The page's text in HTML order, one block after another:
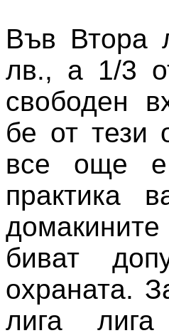
Във Втора
лв., а 1/3
свободен
бе от тези
все още
практика
биват
охраната.
лига